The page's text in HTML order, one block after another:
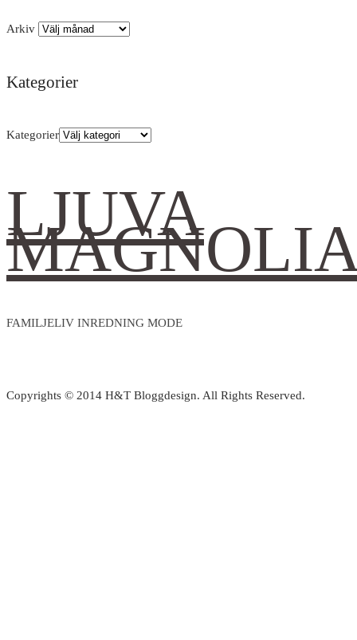
Arkiv
Kategorier
Kategorier
LJUVA
FAMILJELIV INREDNING MODE
Copyrights © 2014 H&T Bloggdesign. All Rights Reserved.